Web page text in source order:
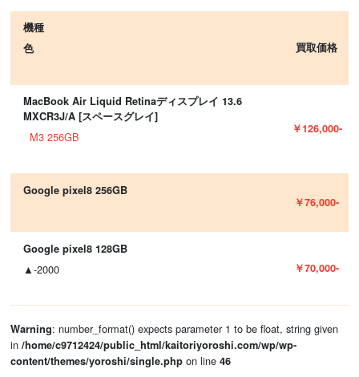
機種
色
買取価格
MacBook Air Liquid Retinaディスプレイ 13.6
MXCR3J/A [スペースグレイ]
M3 256GB
￥126,000-
Google pixel8 256GB
￥76,000-
Google pixel8 128GB
▲-2000 ￥70,000-
Warning: number_format() expects parameter 1 to be float, string given
in /home/c9712424/public_html/kaitoriyoroshi.com/wp/wp-
content/themes/yoroshi/single.phpon line 46